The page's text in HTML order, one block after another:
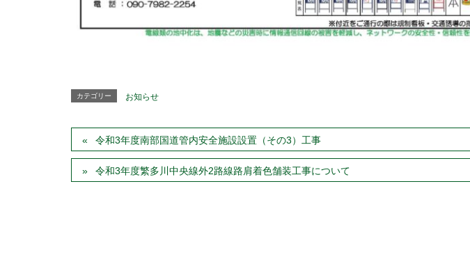
カテゴリー お知らせ
令和3年度南部国道管内安全施設設置（その3）工事
令和3年度繁多川中央線外2路線路肩着色舗装工事について